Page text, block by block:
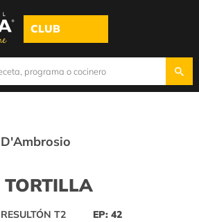
CLUB
T2 EP: 42